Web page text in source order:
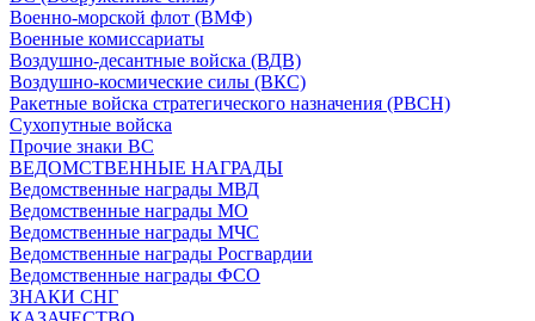
Военно-морской флот (ВМФ)
Военные комиссариаты
Воздушно-десантные войска (ВДВ)
Воздушно-космические силы (ВКС)
Ракетные войска стратегического назначения (РВСН)
Сухопутные войска
Прочие знаки ВС
ВЕДОМСТВЕННЫЕ НАГРАДЫ
Ведомственные награды МВД
Ведомственные награды МО
Ведомственные награды МЧС
Ведомственные награды Росгвардии
Ведомственные награды ФСО
ЗНАКИ СНГ